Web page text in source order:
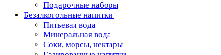
Подарочные наборы
Безалкогольные напитки
Питьевая вода
Минеральная вода
Соки, морсы, нектары